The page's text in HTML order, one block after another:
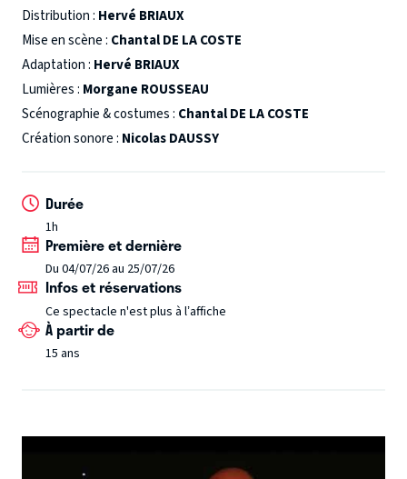
Hervé Briauxs’en fait le vivant et fidèle interprète.
cette immense oeuvre-vie que sont les Essais, Hervé Briaux a
puisé la matière d’un portrait très personnel, forcément
incomplet (Montaigne étant inépuisable) et pourtant nuancé.
En lui prêtant sa voix, l’interprète nous restitue sa présence
toujours prêt à changer d’avis quitte à paraître se contredire
(du moins un peu), son Montaigne est le meilleur des amis, et
pour la vie. »-Daniel Loayza
dramaturge de théâtre)
Distribution : Hervé BRIAUX
Mise en scène : Chantal DE LA COSTE
Adaptation : Hervé BRIAUX
Lumières : Morgane ROUSSEAU
Scénographie & costumes : Chantal DE LA COSTE
Création sonore : Nicolas DAUSSY
Durée
1h
Première et dernière
Du 04/07/26 au 25/07/26
Infos et réservations
Ce spectacle n'est plus à l’affiche
À partir de
15 ans